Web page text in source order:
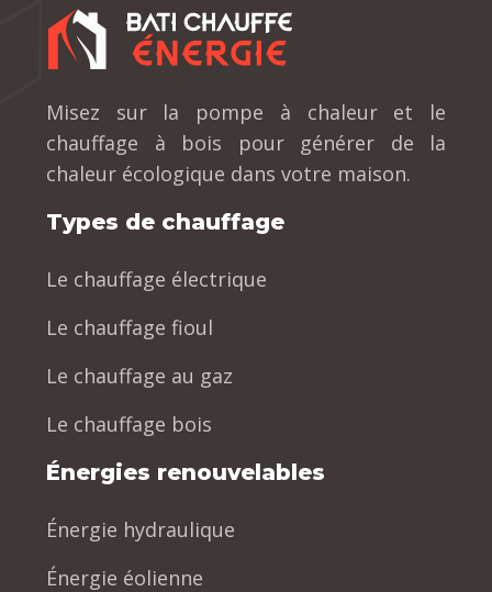
Misez sur la pompe à chaleur et le
chauffage à bois pour générer de la
chaleur écologique dans votre maison.
Types de chauffage
Le chauffage électrique
Le chauffage fioul
Le chauffage au gaz
Le chauffage bois
Énergies renouvelables
Énergie hydraulique
Énergie éolienne